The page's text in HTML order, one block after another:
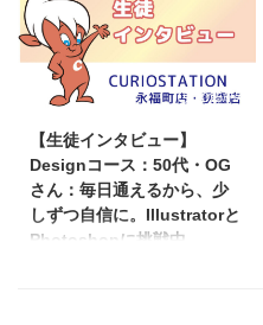
んに、教室での学びについてお話
をうかがいました。
https://youtu.be/l6iAgz4GoLY?
feature=shared 入会のきっかけ
は「息子からバトンタッチ」 K・
Iさんは、もともと息子さんが通
っていたことをきっかけに荻窪店
に興味を持たれました。息子さん
の卒業後、ちょうど入れ替わる形
でご自身が入会されたそうです。
2025/7/4
【生徒インタビュー】
Designコース：50代・OG
さん：毎日通えるから、少
しずつ自信に。Illustratorと
Photoshopに挑戦中